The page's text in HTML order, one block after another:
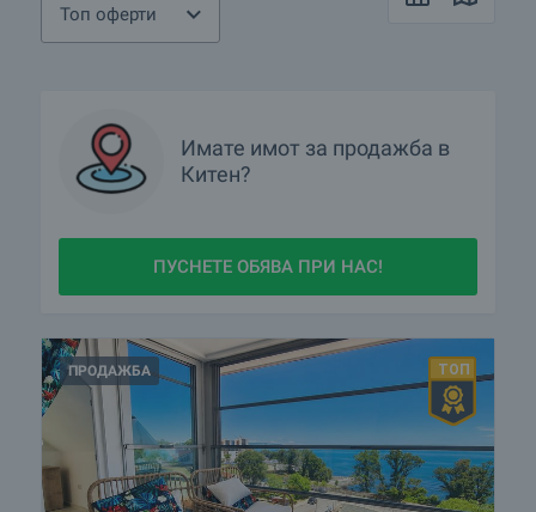
Кои са най-предпочитаните комплекси ново
Топ оферти
Имате имот за продажба в
Китен?
ПУСНЕТЕ ОБЯВА ПРИ НАС!
ПРОДАЖБА